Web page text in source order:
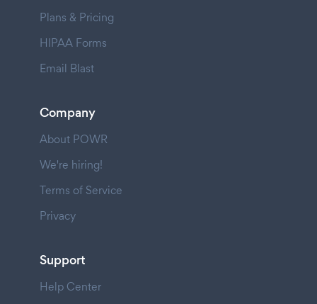
Plans & Pricing
HIPAA Forms
Email Blast
Company
About POWR
We're hiring!
Terms of Service
Privacy
Support
Help Center